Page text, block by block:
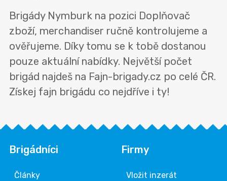
Brigády Nymburk na pozici Doplňovač
zboží, merchandiser ručně kontrolujeme a
ověřujeme. Díky tomu se k tobě dostanou
pouze aktuální nabídky. Největší počet
brigád najdeš na Fajn-brigady.cz po celé ČR.
Získej fajn brigádu co nejdříve i ty!
Brigádníci
Články
Firmy
Vložit inzerát